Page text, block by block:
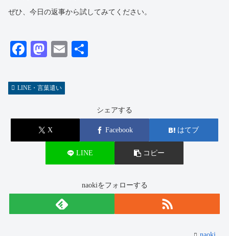
ぜひ、今日の返事から試してみてください。
Fa
bo
ok
M
to
do
n
E
LINE・言葉遣い
シェアする
X Facebook はてブ
LINE コピー
naokiをフォローする